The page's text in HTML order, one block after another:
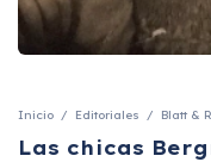
Inicio / Editoriales / Blatt &
Las chicas